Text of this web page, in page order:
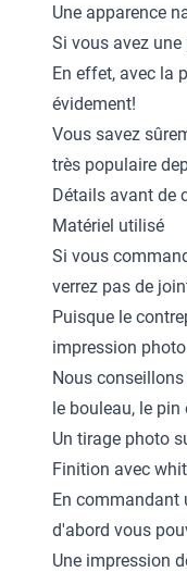
Une apparence
Si vous avez
En effet, avec la
évidement!
Vous savez
très populaire
Détails avant de
Matériel utilisé
Si vous
verrez pas de
Puisque le
impression
Nous
le bouleau, le
Un tirage photo
Finition avec
En commandant
d'abord vous
Une impression